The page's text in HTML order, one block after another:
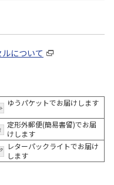
について
ゆうパケットでお届けします
定形外郵便(簡易書留)でお届
けします
レターパックライトでお届け
します